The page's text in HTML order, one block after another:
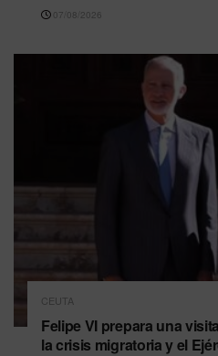
07/08/2026
CEUTA
Felipe VI prepara una
la crisis migratoria y el